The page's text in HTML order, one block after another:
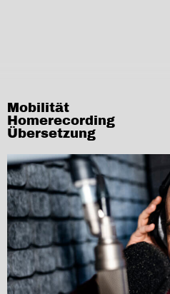
Mobilität
Homerecording
Übersetzung